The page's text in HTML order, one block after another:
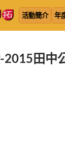
活動簡介 年
2015田中